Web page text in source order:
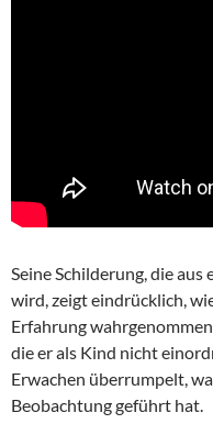
Seine Schilderung, die
wird, zeigt eindrücklich,
Erfahrung
die er als Kind nicht
Erwachen überrumpelt,
Beobachtung geführt hat.